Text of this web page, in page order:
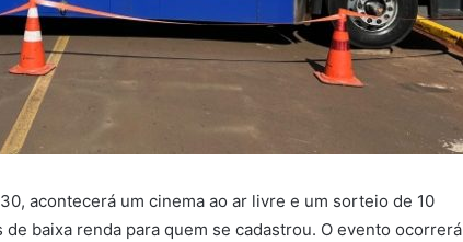
acontecerá um cinema ao ar livre e um sorteio de 10
baixa renda para quem se cadastrou. O evento ocorrerá